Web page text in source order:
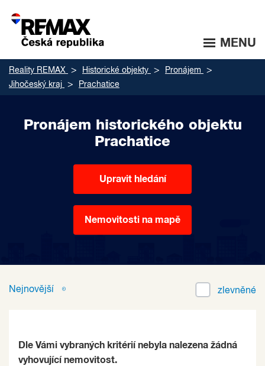
MENU
Reality REMAX Historické objekty
Pronájem
Jihočeský kraj
Prachatice
Pronájem historického objektu
Prachatice
Upravit hledání
Nemovitosti na mapě
Nejnovější zlevněné
Dle Vámi vybraných kritérií nebyla nalezena žádná
vyhovující nemovitost.